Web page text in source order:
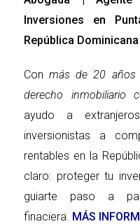
Beneficios Fiscales:
deducciones fiscales
individuos, lo que
en impuestos.
Facilidad para
portafolio
empresa facilita la
puedes atraer
tus proyectos.
Inversiones en
República Dominicana
Conmás de 20 años
derecho inmobiliario
ayudo a
inversionistas a
rentables en la
claro: proteger tu
guiarte paso a
finaciera. MÁS